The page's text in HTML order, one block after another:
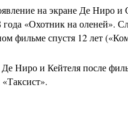
на экране Де Ниро и
года «Охотник на оленей».
фильме спустя 12 лет
Де Ниро и Кейтеля после